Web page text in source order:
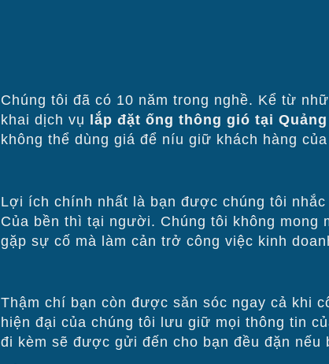
Chúng tôi đã có 10 năm trong nghề. Kể từ
khai dịch vụ lắp đặt ống thông gió tại
không thể dùng giá để níu giữ khách hàng
Lợi ích chính nhất là bạn được chúng tôi
Của bền thì tại người. Chúng tôi không mong
gặp sự cố mà làm cản trở công việc kinh
Thậm chí bạn còn được săn sóc ngay cả khi
hiện đại của chúng tôi lưu giữ mọi thông tin
đi kèm sẽ được gửi đến cho bạn đều đặn nếu